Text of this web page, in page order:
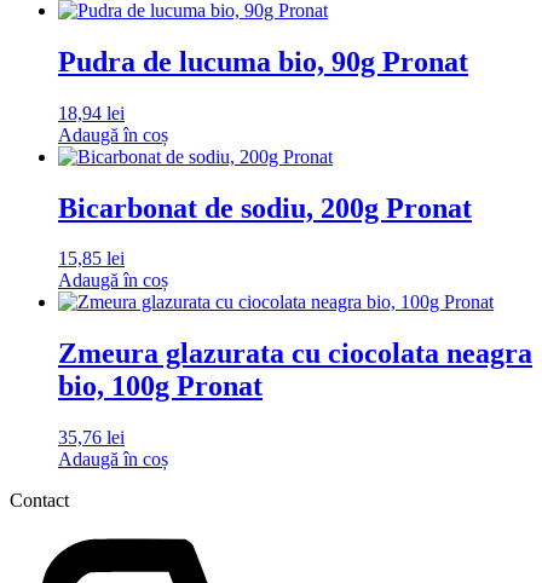
Pudra de lucuma bio, 90g Pronat
18,94 lei
Adaugă în coș
Bicarbonat de sodiu, 200g Pronat
15,85 lei
Adaugă în coș
Zmeura glazurata cu ciocolata neagra
bio, 100g Pronat
35,76 lei
Adaugă în coș
Contact